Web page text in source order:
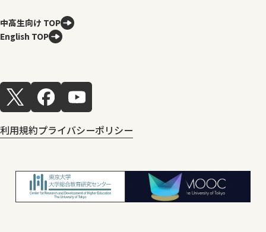
中高生向け TOP
English TOP
利用規約プライバシーポリシー